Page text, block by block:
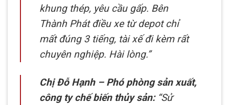
khung thép, yêu cầu gấp. Bên
Thành Phát điều xe từ depot chỉ
mất đúng 3 tiếng, tài xế đi kèm rất
chuyên nghiệp. Hài lòng.”
Chị Đỗ Hạnh – Phó phòng sản xuất,
công ty chế biến thủy sản:“Sử